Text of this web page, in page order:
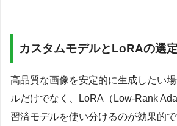
カスタムモデルとLoRAの選定
高品質な画像を安定的に生成したい
ルだけでなく、LoRA（Low-Rank
習済モデルを使い分けるのが効果的で